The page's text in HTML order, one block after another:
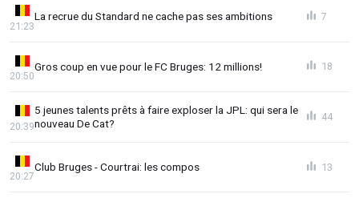
La recrue du Standard ne cache pas ses ambitions
21:23
7
Gros coup en vue pour le FC Bruges: 12 millions!
20:50
18
5 jeunes talents prêts à faire exploser la JPL: qui sera le
nouveau De Cat?
20:39
44
Club Bruges - Courtrai: les compos
20:27
13